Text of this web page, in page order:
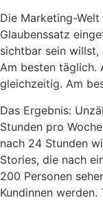
Die Marketing-
Glaubenssatz
sichtbar sein willst,
Am besten täglich.
gleichzeitig. Am
Das Ergebnis:
Stunden pro
nach 24 Stunden
Stories, die nach
200 Personen
Kundinnen